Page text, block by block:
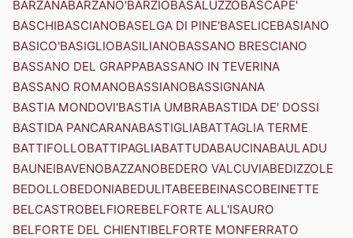
BARZANABARZANO'BARZIOBASALUZZOBASCAPE'
BASCHIBASCIANOBASELGA DI PINE'BASELICEBASIANO
BASICO'BASIGLIOBASILIANOBASSANO BRESCIANO
BASSANO DEL GRAPPABASSANO IN TEVERINA
BASSANO ROMANOBASSIANOBASSIGNANA
BASTIA MONDOVI'BASTIA UMBRABASTIDA DE' DOSSI
BASTIDA PANCARANABASTIGLIABATTAGLIA TERME
BATTIFOLLOBATTIPAGLIABATTUDABAUCINABAULADU
BAUNEIBAVENOBAZZANOBEDERO VALCUVIABEDIZZOLE
BEDOLLOBEDONIABEDULITABEEBEINASCOBEINETTE
BELCASTROBELFIOREBELFORTE ALL'ISAURO
BELFORTE DEL CHIENTIBELFORTE MONFERRATO